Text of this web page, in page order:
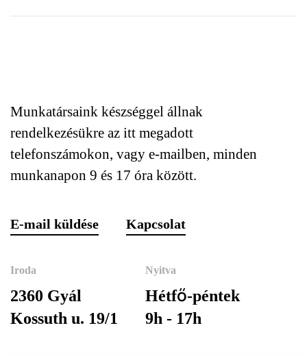
Munkatársaink készséggel állnak
rendelkezésükre az itt megadott
telefonszámokon, vagy e-mailben, minden
munkanapon 9 és 17 óra között.
E-mail küldése Kapcsolat
Iroda
2360 Gyál
Kossuth u. 19/1
Nyitva
Hétfő-péntek
9h - 17h